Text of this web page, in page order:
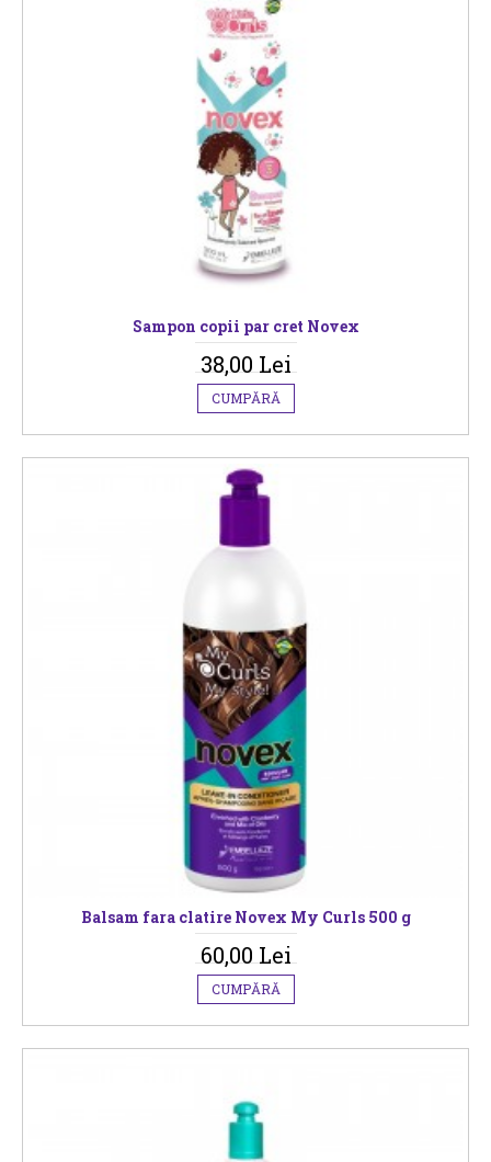
Sampon copii par cret Novex
38,00 Lei
CUMPĂRĂ
Balsam fara clatire Novex My Curls 500 g
60,00 Lei
CUMPĂRĂ